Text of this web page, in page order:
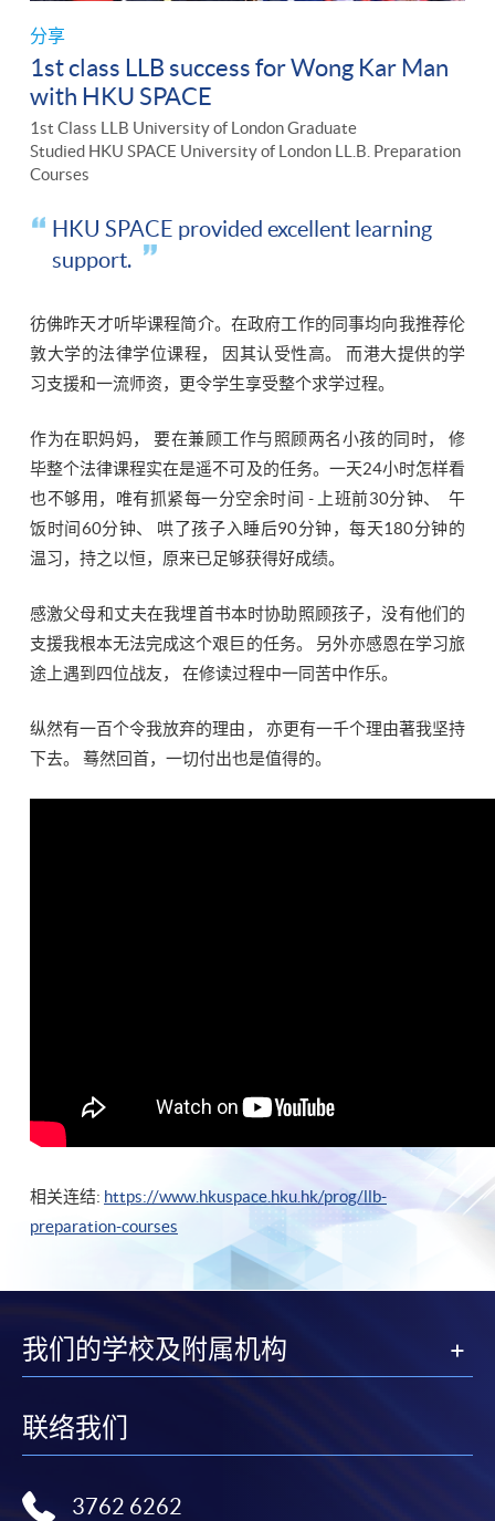
分享
1st class LLB success for Wong Kar Man
with HKU SPACE
1st Class LLB University of London Graduate
Studied HKU SPACE University of London LL.B. Preparation
Courses
HKU SPACE provided excellent learning
support.
彷佛昨天才听毕课程简介。在政府工作的同事均向我推荐伦
敦大学的法律学位课程， 因其认受性高。 而港大提供的学
习支援和一流师资，更令学生享受整个求学过程。
作为在职妈妈， 要在兼顾工作与照顾两名小孩的同时， 修
毕整个法律课程实在是遥不可及的任务。一天24小时怎样看
也不够用，唯有抓紧每一分空余时间 - 上班前30分钟、 午
饭时间60分钟、 哄了孩子入睡后90分钟，每天180分钟的
温习，持之以恒，原来已足够获得好成绩。
感激父母和丈夫在我埋首书本时协助照顾孩子，没有他们的
支援我根本无法完成这个艰巨的任务。 另外亦感恩在学习旅
途上遇到四位战友， 在修读过程中一同苦中作乐。
纵然有一百个令我放弃的理由， 亦更有一千个理由著我坚持
下去。 蓦然回首，一切付出也是值得的。
相关连结: https://www.hkuspace.hku.hk/prog/llb-
preparation-courses
我们的学校及附属机构
联络我们
3762 6262